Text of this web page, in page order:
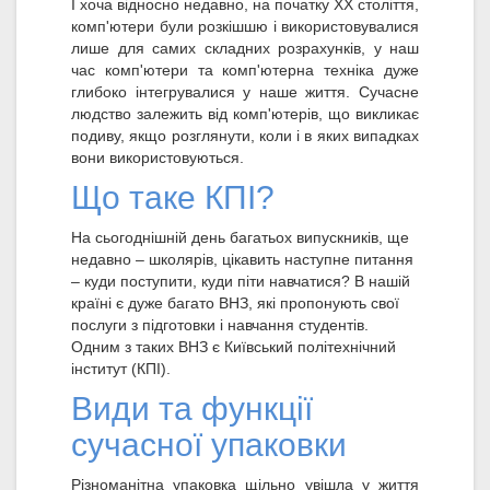
І хоча відносно недавно, на початку XX століття,
комп'ютери були розкішшю і використовувалися
лише для самих складних розрахунків, у наш
час комп'ютери та комп'ютерна техніка дуже
глибоко інтегрувалися у наше життя. Сучасне
людство залежить від комп'ютерів, що викликає
подиву, якщо розглянути, коли і в яких випадках
вони використовуються.
Що таке КПІ?
На сьогоднішній день багатьох випускників, ще
недавно – школярів, цікавить наступне питання
– куди поступити, куди піти навчатися? В нашій
країні є дуже багато ВНЗ, які пропонують свої
послуги з підготовки і навчання студентів.
Одним з таких ВНЗ є Київський політехнічний
інститут (КПІ).
Види та функції
сучасної упаковки
Різноманітна упаковка щільно увішла у життя